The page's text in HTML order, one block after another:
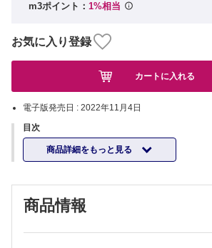
電子版発売日 : 2022年11月4日
目次
商品詳細をもっと見る
m3ポイント： 1%相当
お気に入り登録
カートに入れる
商品情報